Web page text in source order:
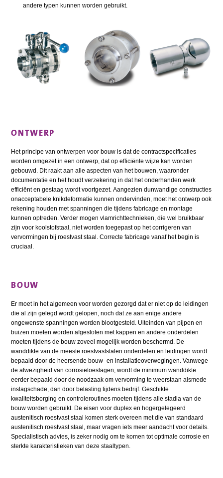
andere typen kunnen worden gebruikt.
ONTWERP
Het principe van ontwerpen voor bouw is dat de contractspecificaties
worden omgezet in een ontwerp, dat op efficiënte wijze kan worden
gebouwd. Dit raakt aan alle aspecten van het bouwen, waaronder
documentatie en het houdt verzekering in dat het onderhanden werk
efficiënt en gestaag wordt voortgezet. Aangezien dunwandige constructies
onacceptabele knikdeformatie kunnen ondervinden, moet het ontwerp ook
rekening houden met spanningen die tijdens fabricage en montage
kunnen optreden. Verder mogen vlamrichttechnieken, die wel bruikbaar
zijn voor koolstofstaal, niet worden toegepast op het corrigeren van
vervormingen bij roestvast staal. Correcte fabricage vanaf het begin is
cruciaal.
BOUW
Er moet in het algemeen voor worden gezorgd dat er niet op de leidingen
die al zijn gelegd wordt gelopen, noch dat ze aan enige andere
ongewenste spanningen worden blootgesteld. Uiteinden van pijpen en
buizen moeten worden afgesloten met kappen en andere onderdelen
moeten tijdens de bouw zoveel mogelijk worden beschermd. De
wanddikte van de meeste roestvaststalen onderdelen en leidingen wordt
bepaald door de heersende bouw- en installatieoverwegingen. Vanwege
de afwezigheid van corrosietoeslagen, wordt de minimum wanddikte
eerder bepaald door de noodzaak om vervorming te weerstaan alsmede
inslagschade, dan door belasting tijdens bedrijf. Geschikte
kwaliteitsborging en controleroutines moeten tijdens alle stadia van de
bouw worden gebruikt. De eisen voor duplex en hogergelegeerd
austenitisch roestvast staal komen sterk overeen met die van standaard
austenitisch roestvast staal, maar vragen iets meer aandacht voor details.
Specialistisch advies, is zeker nodig om te komen tot optimale corrosie en
sterkte karakteristieken van deze staaltypen.